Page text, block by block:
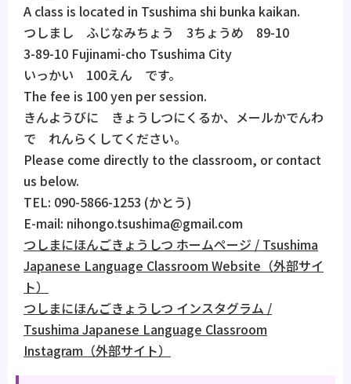
A class is located in Tsushima shi bunka kaikan.
つしまし ふじなみちょう 3ちょうめ 89-10
3-89-10 Fujinami-cho Tsushima City
いっかい 100えん です。
The fee is 100 yen per session.
きんようびに きょうしつにくるか、メールかでんわ
で れんらくしてください。
Please come directly to the classroom, or contact
us below.
TEL: 090-5866-1253 (かとう)
E-mail: nihongo.tsushima@gmail.com
つしまにほんごきょうしつ ホームページ / Tsushima
Japanese Language Classroom Website（外部サイ
ト）
つしまにほんごきょうしつ インスタグラム /
Tsushima Japanese Language Classroom
Instagram（外部サイト）